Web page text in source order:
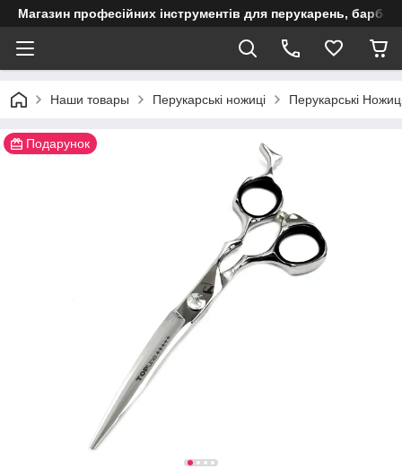
Магазин професійних інструментів для перукарень,
Наши товары Перукарські ножиці Перукарські
Подарунок